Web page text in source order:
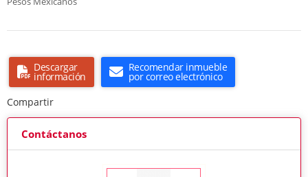
Descargar
información
Recomendar inmueble
por correo electrónico
Compartir
Contáctanos